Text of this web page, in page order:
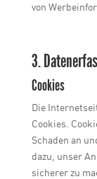
von
3.
Cookies
Die
Cookies.
Schaden an
dazu, unser
sicherer zu